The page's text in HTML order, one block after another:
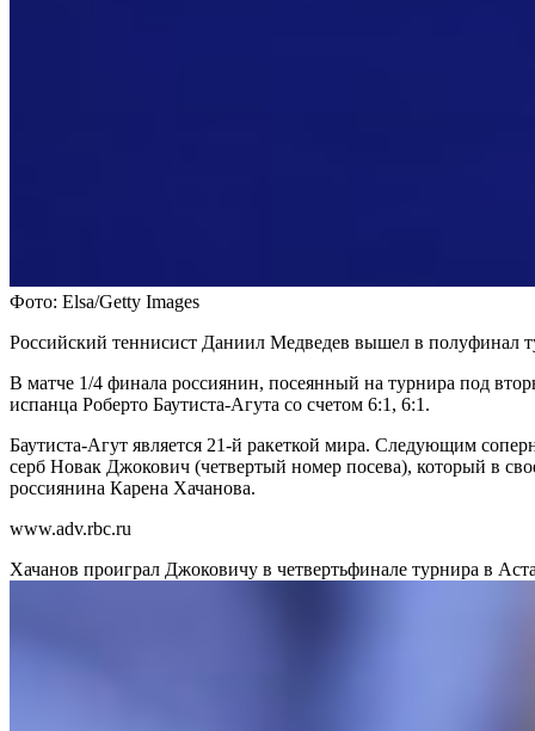
Фото: Elsa/Getty Images
Российский теннисист Даниил Медведев вышел в полуфинал
В матче 1/4 финала россиянин, посеянный на турнира под
испанца Роберто Баутиста-Агута со счетом 6:1, 6:1.
Баутиста-Агут является 21-й ракеткой мира. Следующим
серб Новак Джокович (четвертый номер посева), который в
россиянина Карена Хачанова.
www.adv.rbc.ru
Хачанов проиграл Джоковичу в четвертьфинале турнира в